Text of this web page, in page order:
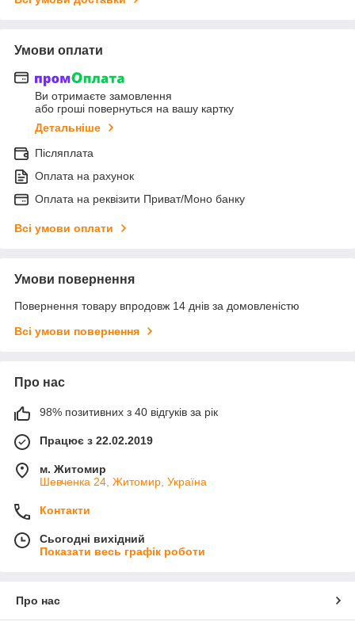
Умови оплати
Ви отримаєте замовлення
або гроші повернуться на вашу картку
Детальніше
Післяплата
Оплата на рахунок
Оплата на реквізити Приват/Моно банку
Всі умови оплати
Умови повернення
Повернення товару впродовж 14 днів за домовленістю
Всі умови повернення
Про нас
98% позитивних з 40 відгуків за рік
Працює з 22.02.2019
м. Житомир
Шевченка 24, Житомир, Україна
Контакти
Сьогодні вихідний
Показати весь графік роботи
Про нас